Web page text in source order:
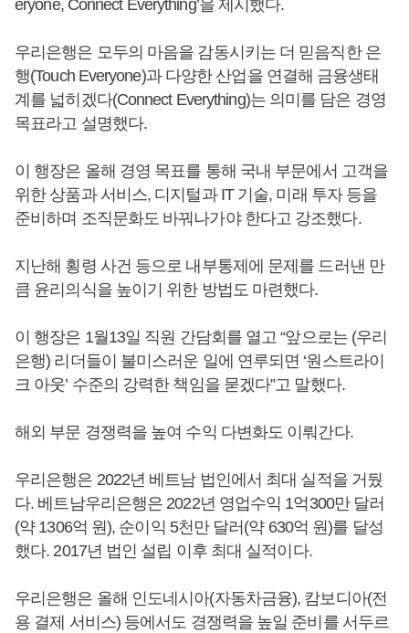
eryone, Connect Everything’을 제시했다.
우리은행은 모두의 마음을 감동시키는 더 믿음직한 은
행(Touch Everyone)과 다양한 산업을 연결해 금융생태
계를 넓히겠다(Connect Everything)는 의미를 담은 경영
목표라고 설명했다.
이 행장은 올해 경영 목표를 통해 국내 부문에서 고객을
위한 상품과 서비스, 디지털과 IT 기술, 미래 투자 등을
준비하며 조직문화도 바꿔나가야 한다고 강조했다.
지난해 횡령 사건 등으로 내부통제에 문제를 드러낸 만
큼 윤리의식을 높이기 위한 방법도 마련했다.
이 행장은 1월13일 직원 간담회를 열고 “앞으로는 (우리
은행) 리더들이 불미스러운 일에 연루되면 ‘원스트라이
크 아웃’ 수준의 강력한 책임을 묻겠다”고 말했다.
해외 부문 경쟁력을 높여 수익 다변화도 이뤄간다.
우리은행은 2022년 베트남 법인에서 최대 실적을 거뒀
다. 베트남우리은행은 2022년 영업수익 1억300만 달러
(약 1306억 원), 순이익 5천만 달러(약 630억 원)를 달성
했다. 2017년 법인 설립 이후 최대 실적이다.
우리은행은 올해 인도네시아(자동차금융), 캄보디아(전
용 결제 서비스) 등에서도 경쟁력을 높일 준비를 서두르